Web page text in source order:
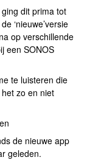
dit prima tot
‘nieuwe’versie
op verschillende
een SONOS
te luisteren die
zo en niet
de nieuwe app
geleden.